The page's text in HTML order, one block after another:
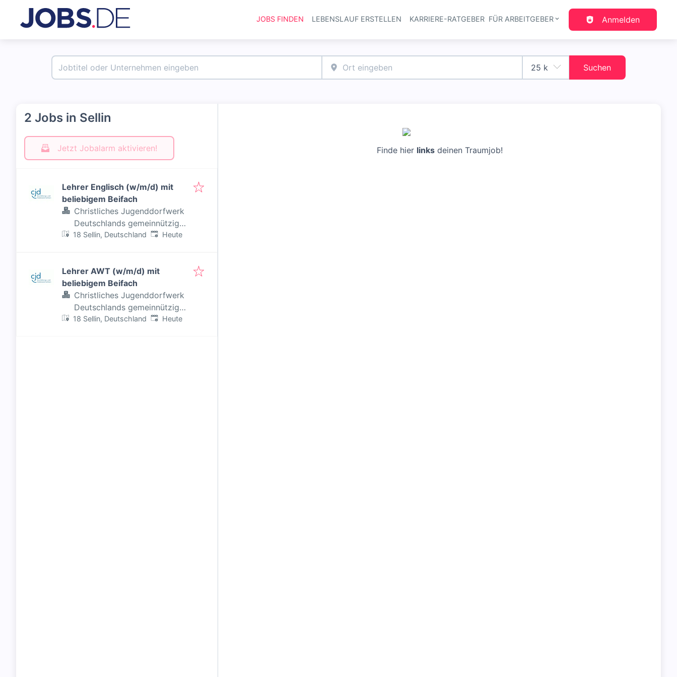
Haupt-Navigation
JOBS FINDEN LEBENSLAUF ERSTELLEN KARRIERE-RATGEBER FÜR ARBEITGEBER Anmelden
Suchen
2 Jobs in Sellin
Jetzt Jobalarm aktivieren!
Lehrer Englisch (w/m/d) mit
beliebigem Beifach
Christliches Jugenddorfwerk
Deutschlands gemeinnütziger
e.V. (CJD)
18 Sellin, Deutschland Veröffentlicht
Heute
Lehrer AWT (w/m/d) mit
beliebigem Beifach
Christliches Jugenddorfwerk
Deutschlands gemeinnütziger
e.V. (CJD)
18 Sellin, Deutschland Veröffentlicht
Heute
Finde hier linksdeinen Traumjob!